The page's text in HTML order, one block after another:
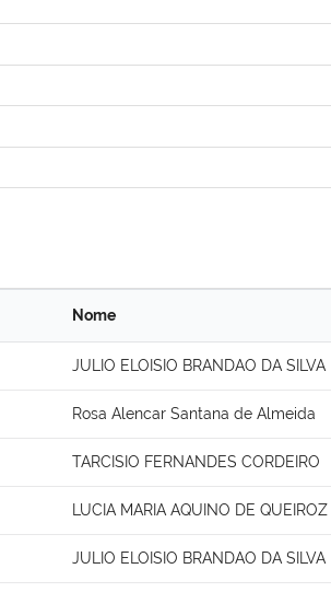
Nome
JULIO ELOISIO BRANDAO DA SILVA
Rosa Alencar Santana de Almeida
TARCISIO FERNANDES CORDEIRO
LUCIA MARIA AQUINO DE QUEIROZ
JULIO ELOISIO BRANDAO DA SILVA